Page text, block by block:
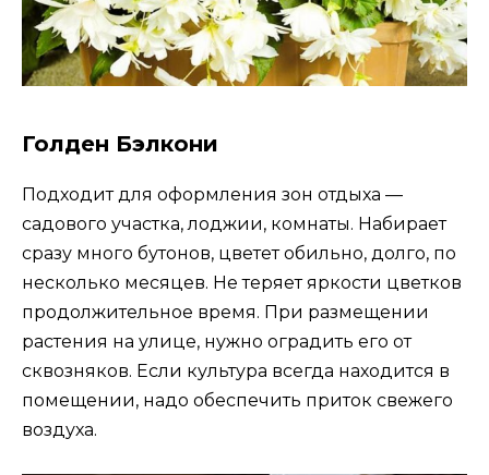
Голден Бэлкони
Подходит для оформления зон отдыха —
садового участка, лоджии, комнаты. Набирает
сразу много бутонов, цветет обильно, долго, по
несколько месяцев. Не теряет яркости цветков
продолжительное время. При размещении
растения на улице, нужно оградить его от
сквозняков. Если культура всегда находится в
помещении, надо обеспечить приток свежего
воздуха.